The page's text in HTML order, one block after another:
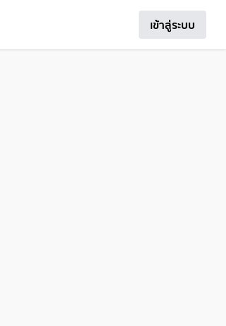
เข้าสู่ระบบ